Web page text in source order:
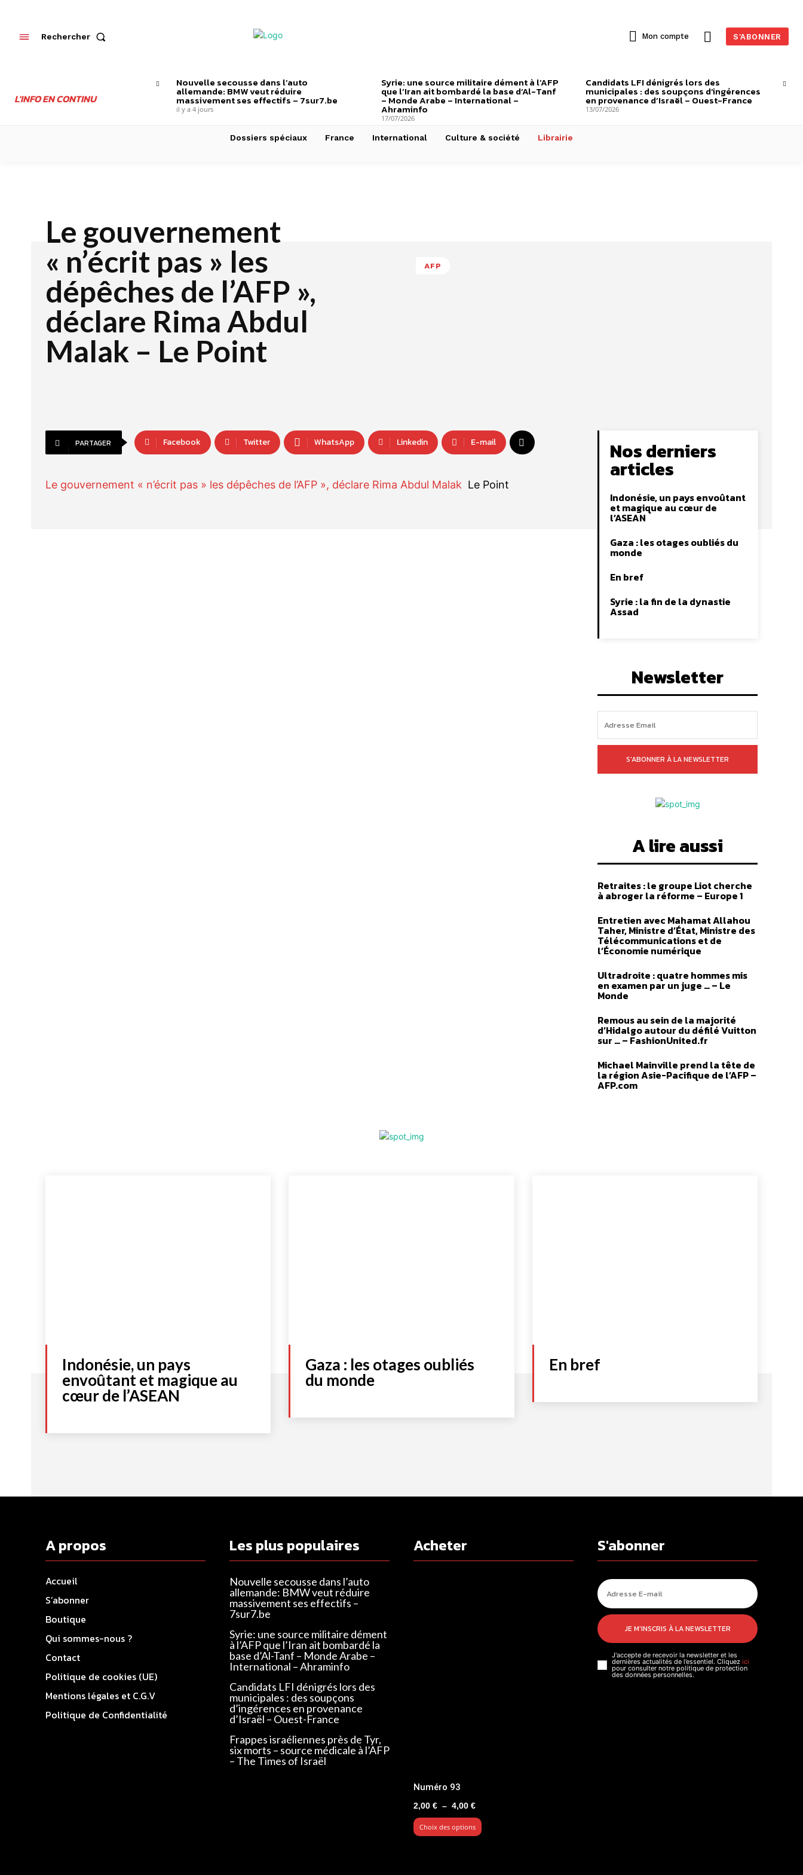
Rechercher Mon compte S'ABONNER
L'INFO EN CONTINU
Nouvelle secousse dans l’auto
allemande: BMW veut réduire
massivement ses effectifs – 7sur7.be
il y a 4 jours
Syrie: une source militaire dément à l’AFP
que l’Iran ait bombardé la base d’Al-Tanf
– Monde Arabe – International –
Ahraminfo
17/07/2026
Candidats LFI dénigrés lors des
municipales : des soupçons d’ingérences
en provenance d’Israël – Ouest-France
13/07/2026
Dossiers spéciaux France International Culture & société Librairie
Le gouvernement
« n’écrit pas » les
dépêches de l’AFP »,
déclare Rima Abdul
Malak – Le Point
AFP
PARTAGER Facebook Twitter WhatsApp Linkedin E-mail
Le gouvernement « n’écrit pas » les dépêches de l’AFP », déclare Rima Abdul Malak Le Point
Nos derniers
articles
Indonésie, un pays envoûtant
et magique au cœur de
l’ASEAN
Gaza : les otages oubliés du
monde
En bref
Syrie : la fin de la dynastie
Assad
Newsletter
S'ABONNER À LA NEWSLETTER
A lire aussi
Retraites : le groupe Liot cherche
à abroger la réforme – Europe 1
Entretien avec Mahamat Allahou
Taher, Ministre d’État, Ministre des
Télécommunications et de
l’Économie numérique
Ultradroite : quatre hommes mis
en examen par un juge … – Le
Monde
Remous au sein de la majorité
d’Hidalgo autour du défilé Vuitton
sur … – FashionUnited.fr
Michael Mainville prend la tête de
la région Asie-Pacifique de l’AFP –
AFP.com
Indonésie, un pays
envoûtant et magique au
cœur de l’ASEAN
Gaza : les otages oubliés
du monde
En bref
A propos
Accueil
S’abonner
Boutique
Qui sommes-nous ?
Contact
Politique de cookies (UE)
Mentions légales et C.G.V
Politique de Confidentialité
Les plus populaires
Nouvelle secousse dans l’auto
allemande: BMW veut réduire
massivement ses effectifs –
7sur7.be
Syrie: une source militaire dément
à l’AFP que l’Iran ait bombardé la
base d’Al-Tanf – Monde Arabe –
International – Ahraminfo
Candidats LFI dénigrés lors des
municipales : des soupçons
d’ingérences en provenance
d’Israël – Ouest-France
Frappes israéliennes près de Tyr,
six morts – source médicale à l’AFP
– The Times of Israël
Acheter
Numéro 93
2,00 € – 4,00 €Plage
de
prix :
Choix des options
S'abonner
JE M'INSCRIS À LA NEWSLETTER
J'accepte de recevoir la newsletter et les
dernières actualités de l’essentiel. Cliquez ici
pour consulter notre politique de protection
des données personnelles.